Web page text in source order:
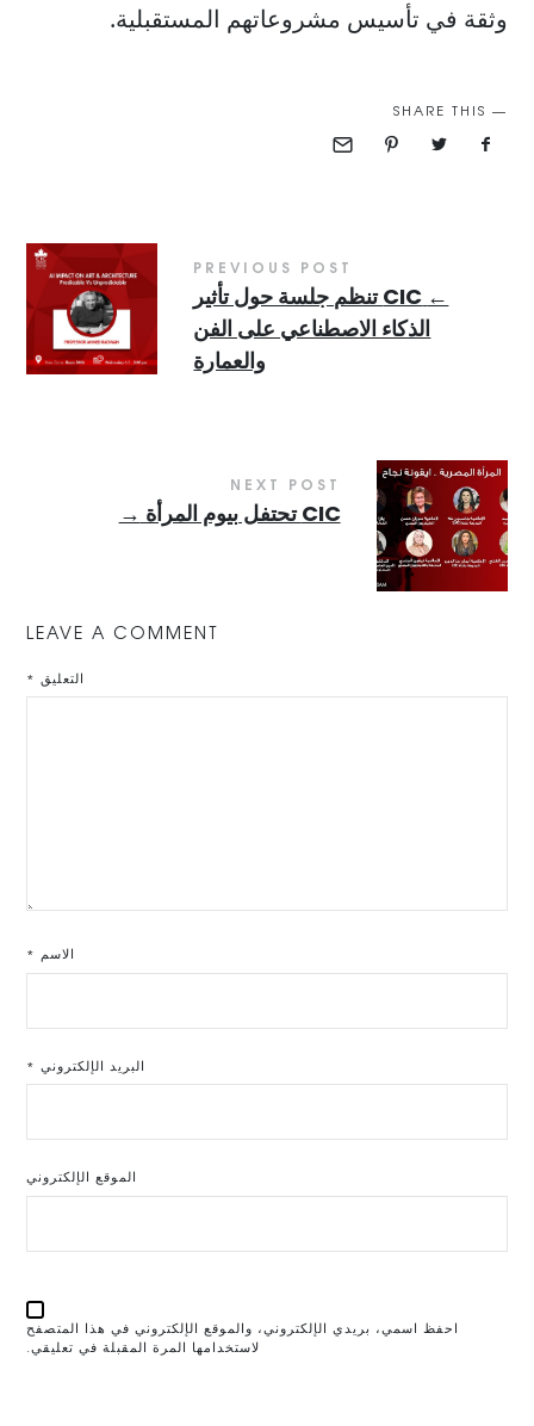
وثقة في تأسيس مشروعاتهم المستقبلية.
SHARE THIS
PREVIOUS POST
←
CIC تنظم جلسة حول تأثير
الذكاء الاصطناعي على الفن
والعمارة
NEXT POST
CIC تحتفل بيوم المرأة →
LEAVE A COMMENT
التعليق *
الاسم *
البريد الإلكتروني *
الموقع الإلكتروني
احفظ اسمي، بريدي الإلكتروني، والموقع الإلكتروني في هذا المتصفح
لاستخدامها المرة المقبلة في تعليقي.